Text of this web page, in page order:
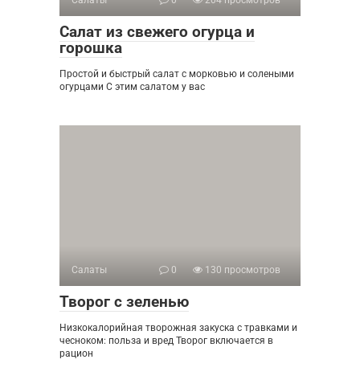
Салат из свежего огурца и
горошка
Простой и быстрый салат с морковью и солеными
огурцами С этим салатом у вас
Салаты 0 130 просмотров
Творог с зеленью
Низкокалорийная творожная закуска с травками и
чесноком: польза и вред Творог включается в
рацион